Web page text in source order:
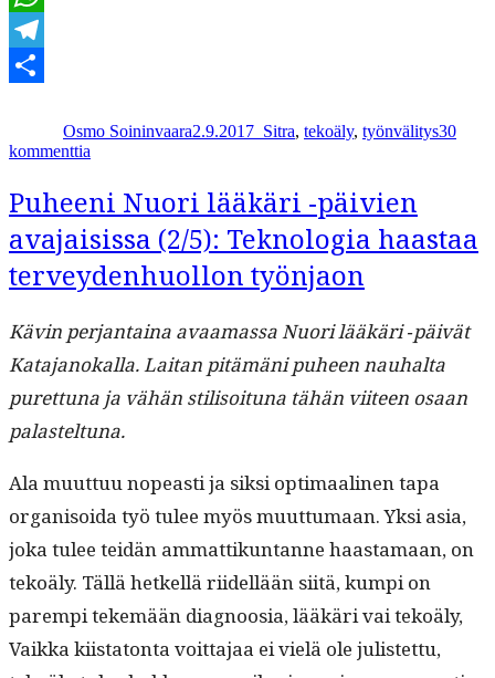
WhatsApp
Telegram
Osmo Soininvaara2.9.2017 Sitra, tekoäly, työnvälitys30
kommenttia
tarvitsevat
uuden
otteen
Puheeni Nuori lääkäri ‑päivien
avajaisissa (2/5): Teknologia haastaa
terveydenhuollon työnjaon
Kävin per­jan­taina avaa­mas­sa Nuori lääkäri ‑päivät
Kata­janokalla. Lai­tan pitämäni puheen nauhal­ta
puret­tuna ja vähän stil­isoitu­na tähän viiteen osaan
palasteltuna.
Ala muut­tuu nopeasti ja sik­si opti­maa­li­nen tapa
organ­isoi­da työ tulee myös muut­tumaan. Yksi asia,
joka tulee tei­dän ammat­tikun­tanne haas­ta­maan, on
tekoä­ly. Täl­lä het­kel­lä riidel­lään siitä, kumpi on
parem­pi tekemään diag­noosia, lääkäri vai tekoä­ly,
Vaik­ka kiis­ta­ton­ta voit­ta­jaa ei vielä ole julis­tet­tu,